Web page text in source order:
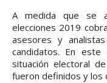
A medida que se
elecciones 2019
asesores y
candidatos. En este
situación electoral
fueron definidos y los